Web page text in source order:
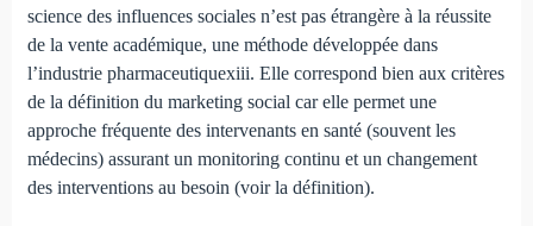
science des influences sociales n’est pas étrangère à la réussite
de la vente académique, une méthode développée dans
l’industrie pharmaceutiquexiii. Elle correspond bien aux critères
de la définition du marketing social car elle permet une
approche fréquente des intervenants en santé (souvent les
médecins) assurant un monitoring continu et un changement
des interventions au besoin (voir la définition).